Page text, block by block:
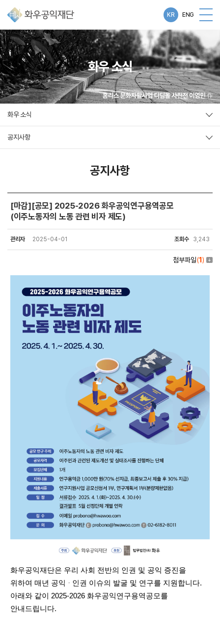
KR ENG
화우 소식
화우 소식
공지사항
공지사항
[마감][공모] 2025-2026 화우공익연구용역공모
(이주노동자의 노동 관련 비자 제도)
관리자 2025-04-01 조회수 3,243
첨부파일(1 )
화우공익재단은 우리 사회 전반의 인권 및 공익 증진을
위하여 매년 공익ᆞ인권 이슈의 발굴 및 연구를 지원합니다.
아래와 같이 2025-2026 화우공익연구용역공모를
안내드립니다.